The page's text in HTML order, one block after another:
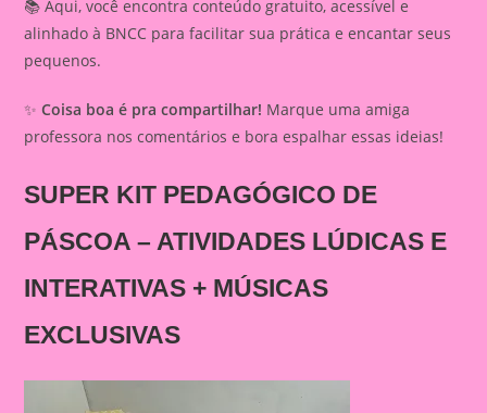
📚 Aqui, você encontra conteúdo gratuito, acessível e
alinhado à BNCC para facilitar sua prática e encantar seus
pequenos.
✨Coisa boa é pra compartilhar! Marque uma amiga
professora nos comentários e bora espalhar essas ideias!
SUPER KIT PEDAGÓGICO DE
PÁSCOA – ATIVIDADES LÚDICAS E
INTERATIVAS + MÚSICAS
EXCLUSIVAS